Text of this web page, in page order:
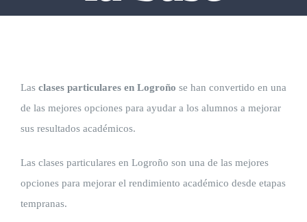
Blog
Las clases particulares en Logroño se han convertido en una
de las mejores opciones para ayudar a los alumnos a mejorar
sus resultados académicos.
Las clases particulares en Logroño son una de las mejores
opciones para mejorar el rendimiento académico desde etapas
tempranas.